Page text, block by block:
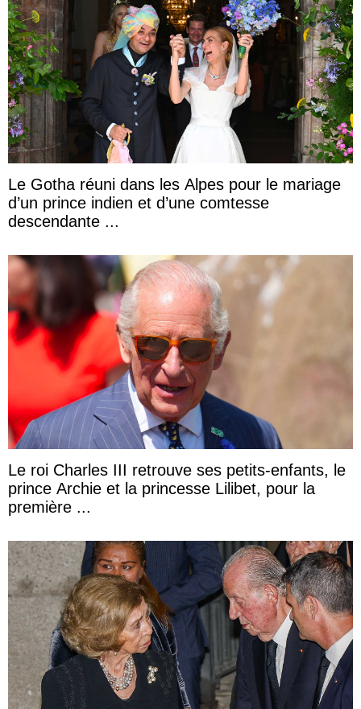
Le Gotha réuni dans les Alpes pour le mariage
d’un prince indien et d’une comtesse
descendante ...
Le roi Charles III retrouve ses petits-enfants, le
prince Archie et la princesse Lilibet, pour la
première ...